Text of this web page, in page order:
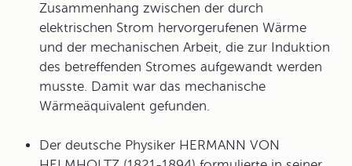
Zusammenhang zwischen der durch
elektrischen Strom hervorgerufenen Wärme
und der mechanischen Arbeit, die zur Induktion
des betreffenden Stromes aufgewandt werden
musste. Damit war das mechanische
Wärmeäquivalent gefunden.
Der deutsche Physiker HERMANN VON